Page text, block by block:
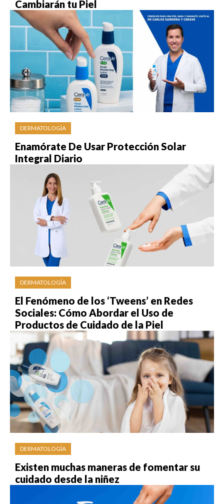
Cambiarán tu Piel
DERMATOLOGÍA
Enamórate De Usar Protección Solar
Integral Diario
DERMATOLOGÍA
El Fenómeno de los ‘Tweens’ en Redes
Sociales: Cómo Abordar el Uso de
Productos de Cuidado de la Piel
DERMATOLOGÍA
Existen muchas maneras de fomentar su
cuidado desde la niñez